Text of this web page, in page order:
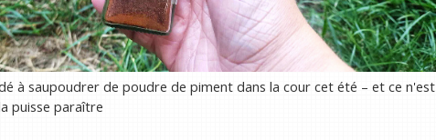
à saupoudrer de poudre de piment dans la cour cet été – et ce n'est
puisse paraître